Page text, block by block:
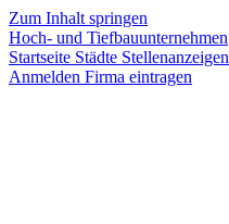
Zum Inhalt springen
Hoch- und Tiefbauunternehmen
Startseite Städte Stellenanzeigen
Anmelden Firma eintragen